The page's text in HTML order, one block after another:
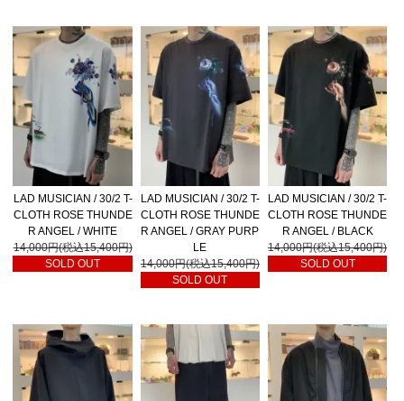
LAD MUSICIAN / 30/2 T-
CLOTH ROSE THUNDE
R ANGEL / WHITE
14,000円(税込15,400円)
SOLD OUT
LAD MUSICIAN / 30/2 T-
CLOTH ROSE THUNDE
R ANGEL / GRAY PURP
LE
14,000円(税込15,400円)
SOLD OUT
LAD MUSICIAN / 30/2 T-
CLOTH ROSE THUNDE
R ANGEL / BLACK
14,000円(税込15,400円)
SOLD OUT